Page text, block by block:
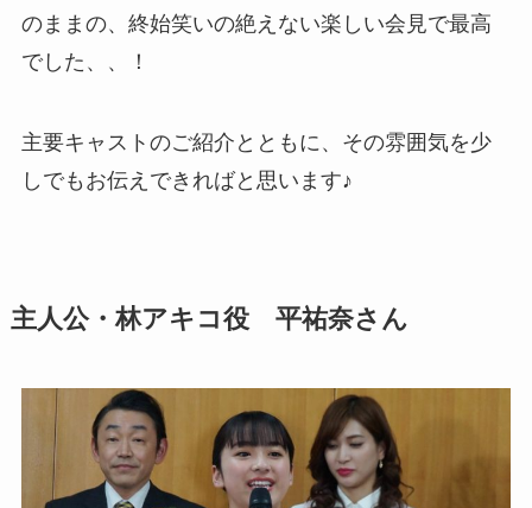
のままの、終始笑いの絶えない楽しい会見で最高
でした、、！
主要キャストのご紹介とともに、その雰囲気を少
しでもお伝えできればと思います♪
主人公・林アキコ役 平祐奈さん